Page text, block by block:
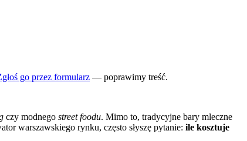
go przez formularz — poprawimy treść.
czy modnego street foodu. Mimo to, tradycyjne bary mleczne
warszawskiego rynku, często słyszę pytanie: ile kosztuje